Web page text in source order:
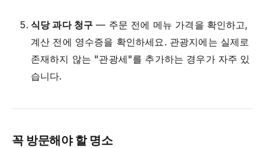
식당 과다 청구 — 주문 전에 메뉴 가격을 확인하고,
계산 전에 영수증을 확인하세요. 관광지에는 실제로
존재하지 않는 "관광세"를 추가하는 경우가 자주 있
습니다.
꼭 방문해야 할 명소